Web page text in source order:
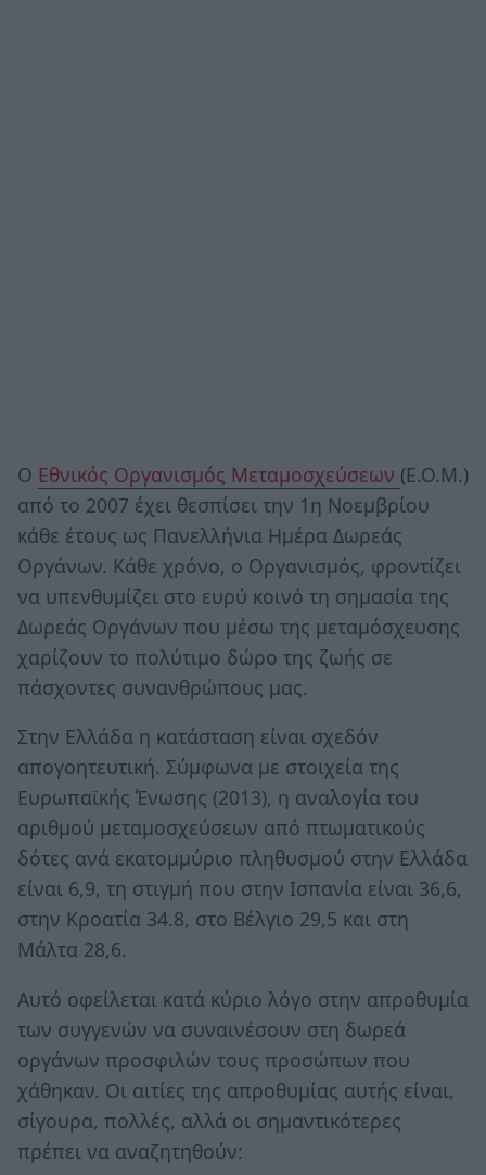
O Εθνικός Οργανισμός Μεταμοσχεύσεων (Ε.Ο.Μ.)
από το 2007 έχει θεσπίσει την 1η Νοεμβρίου
κάθε έτους ως Πανελλήνια Ημέρα Δωρεάς
Οργάνων. Κάθε χρόνο, ο Οργανισμός, φροντίζει
να υπενθυμίζει στο ευρύ κοινό τη σημασία της
Δωρεάς Οργάνων που μέσω της μεταμόσχευσης
χαρίζουν το πολύτιμο δώρο της ζωής σε
πάσχοντες συνανθρώπους μας.
Στην Ελλάδα η κατάσταση είναι σχεδόν
απογοητευτική. Σύμφωνα με στοιχεία της
Ευρωπαϊκής Ένωσης (2013), η αναλογία του
αριθμού μεταμοσχεύσεων από πτωματικούς
δότες ανά εκατομμύριο πληθυσμού στην Ελλάδα
είναι 6,9, τη στιγμή που στην Ισπανία είναι 36,6,
στην Κροατία 34.8, στο Βέλγιο 29,5 και στη
Μάλτα 28,6.
Αυτό οφείλεται κατά κύριο λόγο στην απροθυμία
των συγγενών να συναινέσουν στη δωρεά
οργάνων προσφιλών τους προσώπων που
χάθηκαν. Οι αιτίες της απροθυμίας αυτής είναι,
σίγουρα, πολλές, αλλά οι σημαντικότερες
πρέπει να αναζητηθούν: